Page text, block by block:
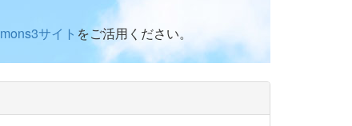
サイト をご活用ください。